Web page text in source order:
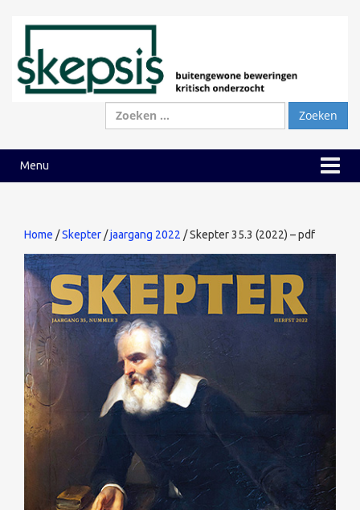
Zoeken
naar:
Menu
Home /Skepter /jaargang 2022 / Skepter 35.3 (2022) – pdf